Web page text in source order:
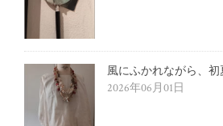
風にふかれながら、
2026年06月01日